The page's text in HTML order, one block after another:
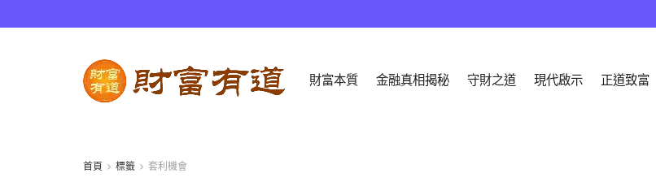
財富本質 金融真相揭秘 守財之道 現代啟示 正道致富
首頁 標籤 套利機會